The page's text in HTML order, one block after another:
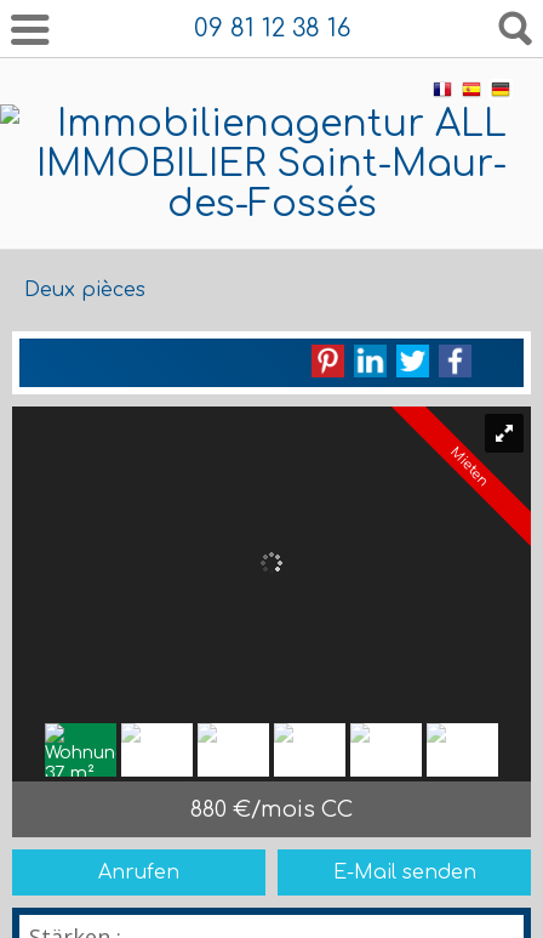
09 81 12 38 16
Deux pièces
Mieten
880 €/mois CC
Anrufen E-Mail senden